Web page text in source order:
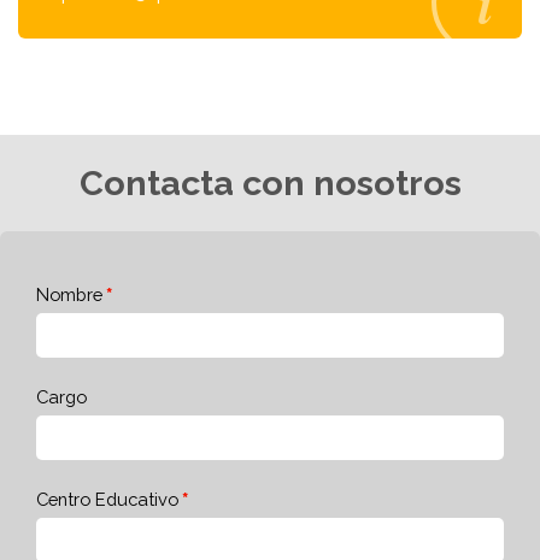
Contacta con nosotros
Nombre
Cargo
Centro Educativo